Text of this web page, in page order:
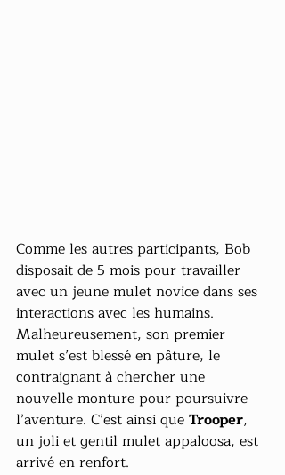
Comme les autres participants, Bob
disposait de 5 mois pour travailler
avec un jeune mulet novice dans ses
interactions avec les humains.
Malheureusement, son premier
mulet s’est blessé en pâture, le
contraignant à chercher une
nouvelle monture pour poursuivre
l’aventure. C’est ainsi que Trooper,
un joli et gentil mulet appaloosa, est
arrivé en renfort.